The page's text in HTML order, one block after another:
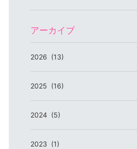
アーカイブ
2026 (13)
2025 (16)
2024 (5)
2023 (1)